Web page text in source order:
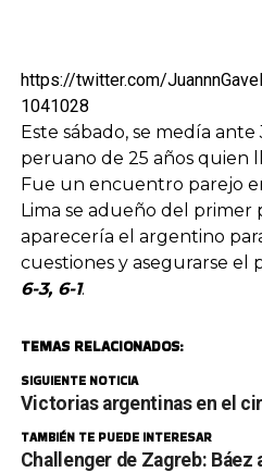
https://twitter.com/
1041028
Este sábado, se medía ante
peruano de 25 años quien
Fue un encuentro parejo
Lima se adueño del primer
aparecería el argentino
cuestiones y asegurarse el
6-3, 6-1.
TEMAS RELACIONADOS:
SIGUIENTE NOTICIA
Victorias argentinas en el
TAMBIÉN TE PUEDE INTERESAR
Challenger de Zagreb: Báez